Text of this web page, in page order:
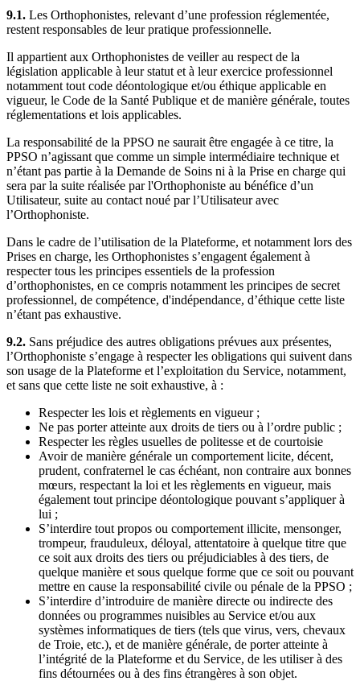
9.1. Les Orthophonistes, relevant d’une profession réglementée,
restent responsables de leur pratique professionnelle.
Il appartient aux Orthophonistes de veiller au respect de la
législation applicable à leur statut et à leur exercice professionnel
notamment tout code déontologique et/ou éthique applicable en
vigueur, le Code de la Santé Publique et de manière générale, toutes
réglementations et lois applicables.
La responsabilité de la PPSO ne saurait être engagée à ce titre, la
PPSO n’agissant que comme un simple intermédiaire technique et
n’étant pas partie à la Demande de Soins ni à la Prise en charge qui
sera par la suite réalisée par l'Orthophoniste au bénéfice d’un
Utilisateur, suite au contact noué par l’Utilisateur avec
l’Orthophoniste.
Dans le cadre de l’utilisation de la Plateforme, et notamment lors des
Prises en charge, les Orthophonistes s’engagent également à
respecter tous les principes essentiels de la profession
d’orthophonistes, en ce compris notamment les principes de secret
professionnel, de compétence, d'indépendance, d’éthique cette liste
n’étant pas exhaustive.
9.2. Sans préjudice des autres obligations prévues aux présentes,
l’Orthophoniste s’engage à respecter les obligations qui suivent dans
son usage de la Plateforme et l’exploitation du Service, notamment,
et sans que cette liste ne soit exhaustive, à :
Respecter les lois et règlements en vigueur ;
Ne pas porter atteinte aux droits de tiers ou à l’ordre public ;
Respecter les règles usuelles de politesse et de courtoisie
Avoir de manière générale un comportement licite, décent,
prudent, confraternel le cas échéant, non contraire aux bonnes
mœurs, respectant la loi et les règlements en vigueur, mais
également tout principe déontologique pouvant s’appliquer à
lui ;
S’interdire tout propos ou comportement illicite, mensonger,
trompeur, frauduleux, déloyal, attentatoire à quelque titre que
ce soit aux droits des tiers ou préjudiciables à des tiers, de
quelque manière et sous quelque forme que ce soit ou pouvant
mettre en cause la responsabilité civile ou pénale de la PPSO ;
S’interdire d’introduire de manière directe ou indirecte des
données ou programmes nuisibles au Service et/ou aux
systèmes informatiques de tiers (tels que virus, vers, chevaux
de Troie, etc.), et de manière générale, de porter atteinte à
l’intégrité de la Plateforme et du Service, de les utiliser à des
fins détournées ou à des fins étrangères à son objet.